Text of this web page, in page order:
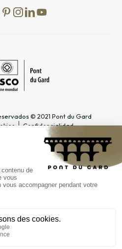
© 2021 Pont du Gard
Confidencialidad
ESPACIOS DEDICADOS
Profesional del turismo &
Docente & Escolar